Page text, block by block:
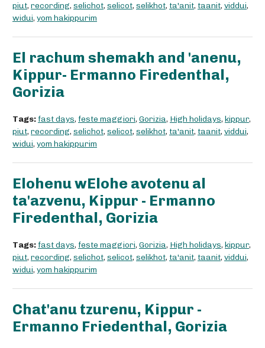
piut, recording, selichot, selicot, selikhot, ta'anit, taanit, viddui,
widui, yom hakippurim
El rachum shemakh and 'anenu,
Kippur- Ermanno Firedenthal,
Gorizia
Tags: fast days, feste maggiori, Gorizia, High holidays, kippur,
piut, recording, selichot, selicot, selikhot, ta'anit, taanit, viddui,
widui, yom hakippurim
Elohenu wElohe avotenu al
ta'azvenu, Kippur - Ermanno
Firedenthal, Gorizia
Tags: fast days, feste maggiori, Gorizia, High holidays, kippur,
piut, recording, selichot, selicot, selikhot, ta'anit, taanit, viddui,
widui, yom hakippurim
Chat'anu tzurenu, Kippur -
Ermanno Friedenthal, Gorizia